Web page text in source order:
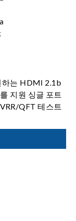
하는 HDMI 2.1b
지원 싱글 포트
QFT 테스트
Vision 이미지 테